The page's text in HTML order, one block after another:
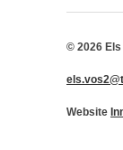
© 2026
Website